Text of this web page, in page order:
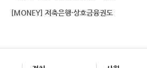
[MONEY] 저축은행·상호금융권도